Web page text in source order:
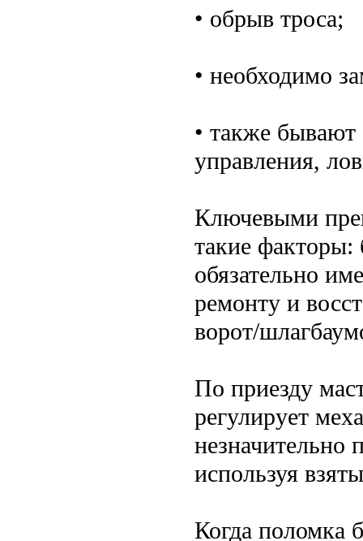
• обрыв троса;
• необходимо
• также бывают
управления,
Ключевыми
такие факторы:
обязательно
ремонту и
ворот/
По приезду
регулирует
незначительно
используя
Когда поломка